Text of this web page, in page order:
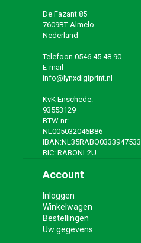
De Fazant 85
7609BT Almelo
Nederland
Telefoon 0546 45 48 90
E-mail
info@lynxdigiprint.nl
KvK Enschede:
93553129
BTW nr:
NL005032046B86
IBAN:NL35RABO0333947533
BIC: RABONL2U
Account
Inloggen
Winkelwagen
Bestellingen
Uw gegevens